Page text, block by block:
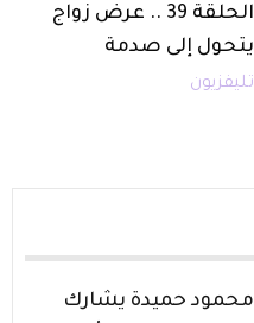
الحلقة 39 .. عرض زواج
يتحول إلى صدمة
تليفزيون
محمود حميدة يشارك